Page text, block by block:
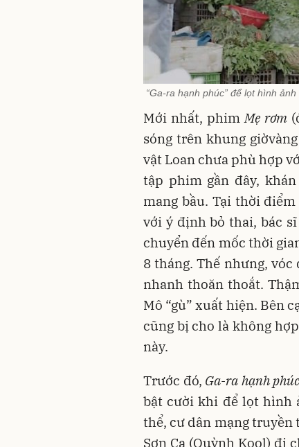
“Ga-ra hạnh phúc” để lọt hình
Mới nhất, phim Mẹ rơm
sóng trên khung
vật Loan chưa phù hợp
tập phim gần đây,
mang bầu. Tại thời
với ý định bỏ thai, bác
chuyển đến mốc thời
8 tháng. Thế nhưng,
nhanh thoăn thoắt.
Mô “gù” xuất hiện. Bên
cũng bị cho là không
này.
Trước đó, Ga-ra hạnh phúc
bật cười khi để lọt hình
thể, cư dân mạng truyền
Sơn Ca (Quỳnh Kool) đi